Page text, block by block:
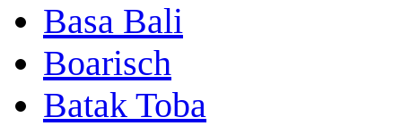
Basa Bali
Boarisch
Batak Toba